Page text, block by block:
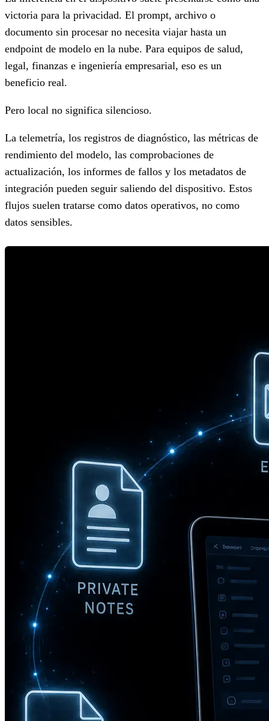
victoria para la privacidad. El prompt, archivo o
documento sin procesar no necesita viajar hasta un
endpoint de modelo en la nube. Para equipos de salud,
legal, finanzas e ingeniería empresarial, eso es un
beneficio real.
Pero local no significa silencioso.
La telemetría, los registros de diagnóstico, las métricas de
rendimiento del modelo, las comprobaciones de
actualización, los informes de fallos y los metadatos de
integración pueden seguir saliendo del dispositivo. Estos
flujos suelen tratarse como datos operativos, no como
datos sensibles.